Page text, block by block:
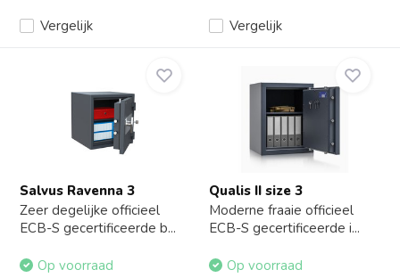
Vergelijk Vergelijk
Salvus Ravenna 3
Zeer degelijke officieel
ECB-S gecertificeerde b...
Op voorraad
Qualis II size 3
Moderne fraaie officieel
ECB-S gecertificeerde i...
Op voorraad